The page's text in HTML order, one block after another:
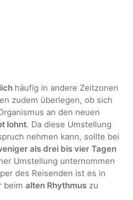
häufig in andere Zeitzonen
zudem überlegen, ob sich
an den neuen
lohnt. Da diese Umstellung
nehmen kann, sollte bei
als drei bis vier Tagen
Umstellung unternommen
des Reisenden ist es in
beim alten Rhythmus zu